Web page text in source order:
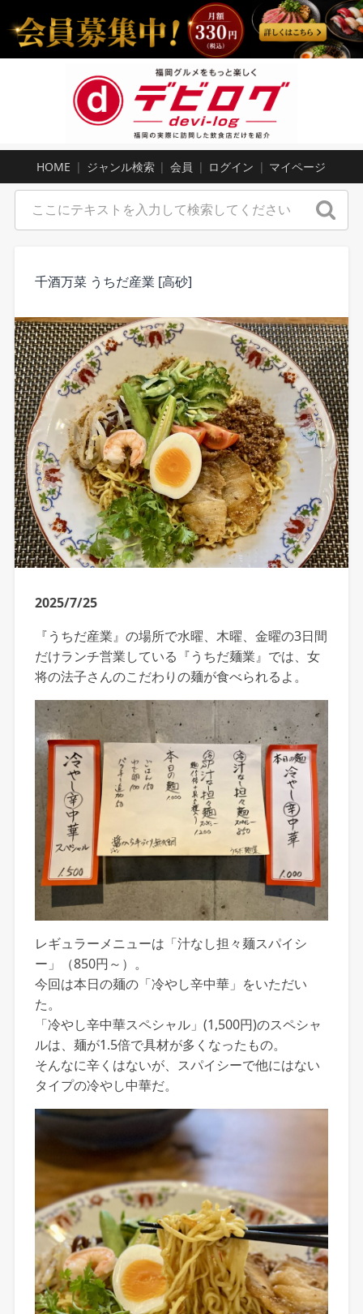
HOME ジャンル検索 会員 ログイン マイページ
千酒万菜 うちだ産業 [高砂]
2025/7/25
『うちだ産業』の場所で水曜、木曜、金曜の3日間
だけランチ営業している『うちだ麺業』では、女
将の法子さんのこだわりの麺が食べられるよ。
レギュラーメニューは「汁なし担々麺スパイシ
ー」（850円～）。
今回は本日の麺の「冷やし辛中華」をいただい
た。
「冷やし辛中華スペシャル」(1,500円)のスペシャ
ルは、麺が1.5倍で具材が多くなったもの。
そんなに辛くはないが、スパイシーで他にはない
タイプの冷やし中華だ。